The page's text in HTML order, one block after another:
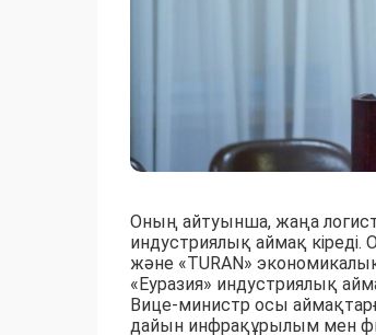
Оның айтуынша, жаңа
индустриялық аймақ
және «TURAN»
«Еуразия» индустриялық
Вице-министр осы
дайын инфрақұрылым мен